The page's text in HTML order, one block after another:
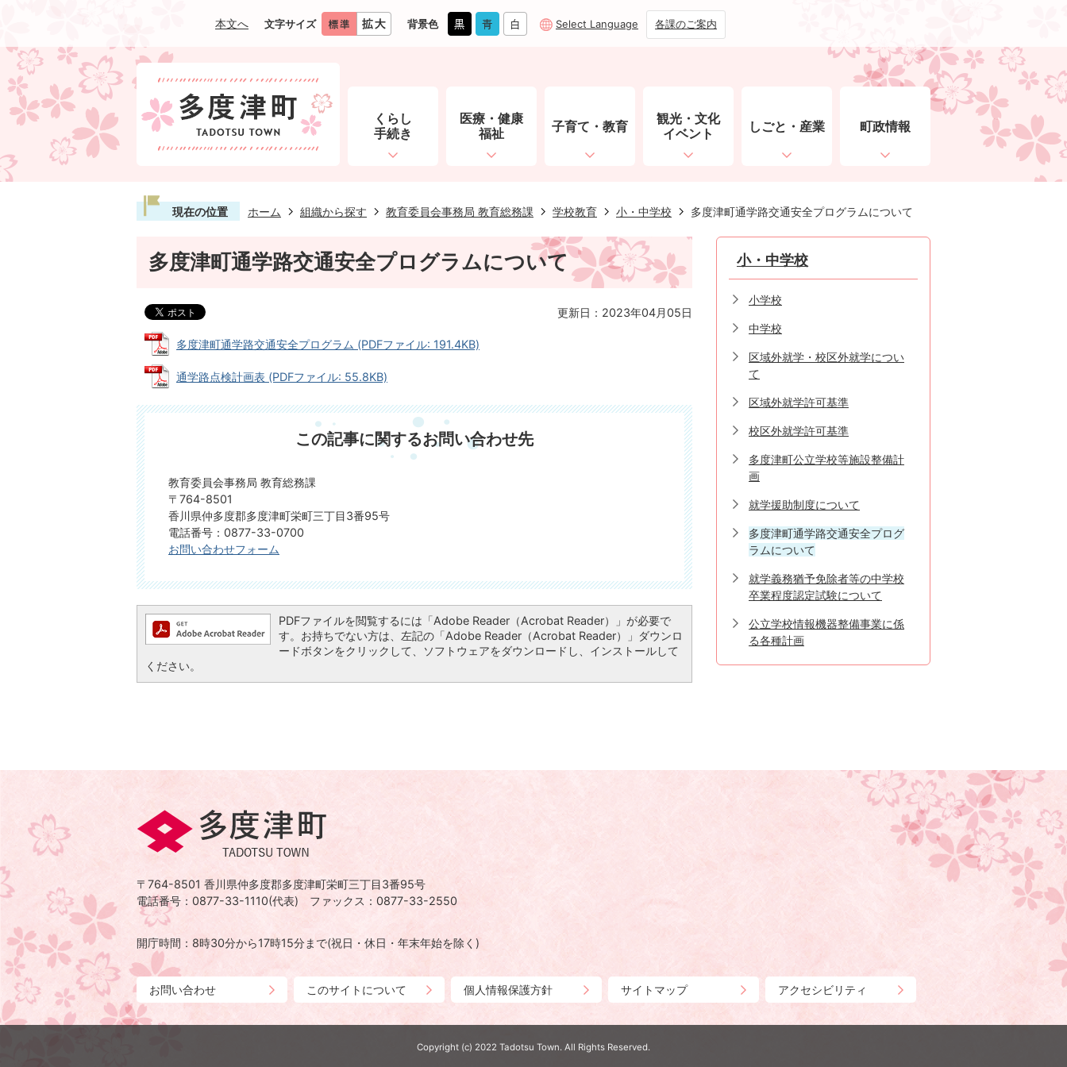
本文へ 文字サイズ 背景色 Select Language 各課のご案内
くらし
手続き
医療・健康
福祉
子育て・教育
観光・文化
イベント
しごと・産業 町政情報
現在の位置 ホーム 組織から探す 教育委員会事務局 教育総務課 学校教育 小・中学校 多度津町通学路交通安全プログラムについて
多度津町通学路交通安全プログラムについて
更新日：2023年04月05日
多度津町通学路交通安全プログラム (PDFファイル: 191.4KB)
通学路点検計画表 (PDFファイル: 55.8KB)
この記事に関するお問い合わせ先
教育委員会事務局 教育総務課
〒764-8501
香川県仲多度郡多度津町栄町三丁目3番95号
電話番号：0877-33-0700
お問い合わせフォーム
PDFファイルを閲覧するには「Adobe Reader（Acrobat Reader）」が必要で
す。お持ちでない方は、左記の「Adobe Reader（Acrobat Reader）」ダウンロ
ードボタンをクリックして、ソフトウェアをダウンロードし、インストールして
ください。
小・中学校
小学校
中学校
区域外就学・校区外就学につい
て
区域外就学許可基準
校区外就学許可基準
多度津町公立学校等施設整備計
画
就学援助制度について
多度津町通学路交通安全プログ
ラムについて
就学義務猶予免除者等の中学校
卒業程度認定試験について
公立学校情報機器整備事業に係
る各種計画
多
度
町
TADOTSU
TOWN
〒764-8501 香川県仲多度郡多度津町栄町三丁目3番95号
電話番号：0877-33-1110(代表) ファックス：0877-33-2550
開庁時間：8時30分から17時15分まで(祝日・休日・年末年始を除く)
お問い合わせ このサイトについて 個人情報保護方針 サイトマップ アクセシビリティ
Copyright (c) 2022 Tadotsu Town. All Rights Reserved.